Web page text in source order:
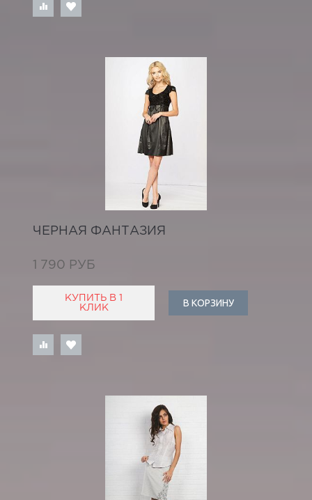
ЧЕРНАЯ ФАНТАЗИЯ
1 790 РУБ
КУПИТЬ В 1
КЛИК
В КОРЗИНУ